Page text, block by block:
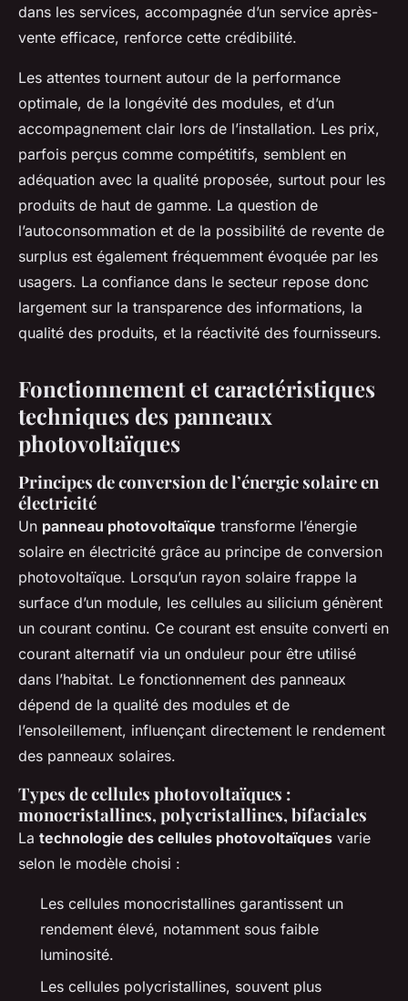
dans les services, accompagnée d’un service après-
vente efficace, renforce cette crédibilité.
Les attentes tournent autour de la performance
optimale, de la longévité des modules, et d’un
accompagnement clair lors de l’installation. Les prix,
parfois perçus comme compétitifs, semblent en
adéquation avec la qualité proposée, surtout pour les
produits de haut de gamme. La question de
l’autoconsommation et de la possibilité de revente de
surplus est également fréquemment évoquée par les
usagers. La confiance dans le secteur repose donc
largement sur la transparence des informations, la
qualité des produits, et la réactivité des fournisseurs.
Fonctionnement et caractéristiques
techniques des panneaux
photovoltaïques
Principes de conversion de l’énergie solaire en
électricité
Un panneau photovoltaïque transforme l’énergie
solaire en électricité grâce au principe de conversion
photovoltaïque. Lorsqu’un rayon solaire frappe la
surface d’un module, les cellules au silicium génèrent
un courant continu. Ce courant est ensuite converti en
courant alternatif via un onduleur pour être utilisé
dans l’habitat. Le fonctionnement des panneaux
dépend de la qualité des modules et de
l’ensoleillement, influençant directement le rendement
des panneaux solaires.
Types de cellules photovoltaïques :
monocristallines, polycristallines, bifaciales
La technologie des cellules photovoltaïques varie
selon le modèle choisi :
Les cellules monocristallines garantissent un
rendement élevé, notamment sous faible
luminosité.
Les cellules polycristallines, souvent plus